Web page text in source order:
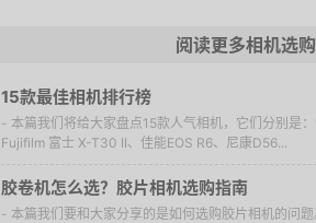
阅读更多相机选
15款最佳相机排行榜
- 本篇我们将给大家盘点15款人气相机，它们分别是
Fujifilm 富士 X-T30 II、佳能EOS R6、尼康D56...
胶卷机怎么选？胶片相机选购指南
- 本篇我们要和大家分享的是如何选购胶片相机的问